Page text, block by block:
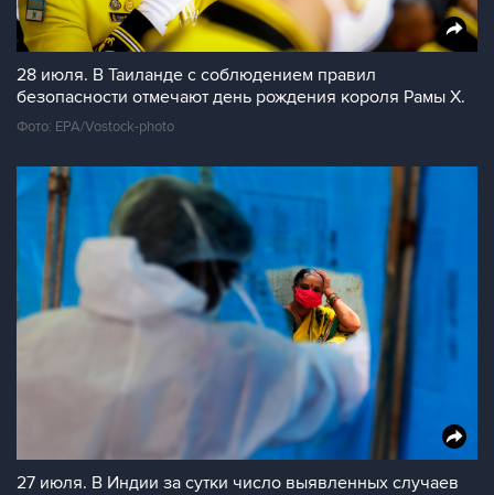
28 июля. В Таиланде с соблюдением правил
безопасности отмечают день рождения короля Рамы X.
Фото: EPA/Vostock-photo
27 июля. В Индии за сутки число выявленных случаев